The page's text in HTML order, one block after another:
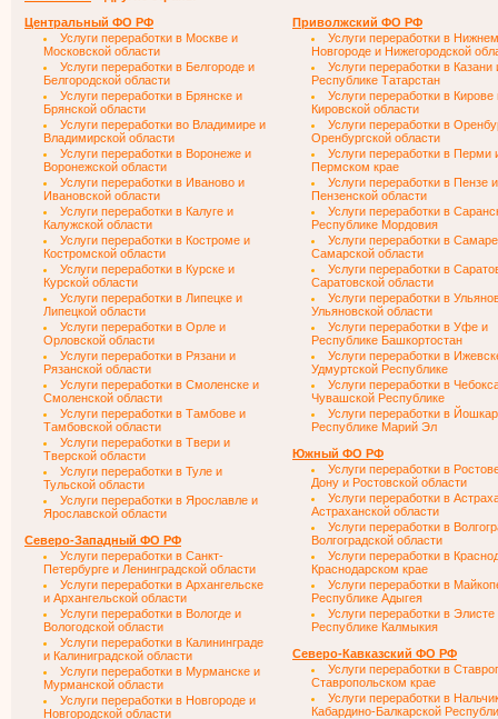
Центральный ФО РФ
Услуги переработки в Москве и
Московской области
Услуги переработки в Белгороде и
Белгородской области
Услуги переработки в Брянске и
Брянской области
Услуги переработки во Владимире и
Владимирской области
Услуги переработки в Воронеже и
Воронежской области
Услуги переработки в Иваново и
Ивановской области
Услуги переработки в Калуге и
Калужской области
Услуги переработки в Костроме и
Костромской области
Услуги переработки в Курске и
Курской области
Услуги переработки в Липецке и
Липецкой области
Услуги переработки в Орле и
Орловской области
Услуги переработки в Рязани и
Рязанской области
Услуги переработки в Смоленске и
Смоленской области
Услуги переработки в Тамбове и
Тамбовской области
Услуги переработки в Твери и
Тверской области
Услуги переработки в Туле и
Тульской области
Услуги переработки в Ярославле и
Ярославской области
Северо-Западный ФО РФ
Услуги переработки в Санкт-
Петербурге и Ленинградской области
Услуги переработки в Архангельске
и Архангельской области
Услуги переработки в Вологде и
Вологодской области
Услуги переработки в Калининграде
и Калиниградской области
Услуги переработки в Мурманске и
Мурманской области
Услуги переработки в Новгороде и
Новгородской области
Приволжский ФО РФ
Услуги переработки в Нижнем
Новгороде и Нижегородской
Услуги переработки в Казани
Республике Татарстан
Услуги переработки в Кирове
Кировской области
Услуги переработки в
Оренбургской области
Услуги переработки в Перми
Пермском крае
Услуги переработки в Пензе и
Пензенской области
Услуги переработки в
Республике Мордовия
Услуги переработки в
Самарской области
Услуги переработки в
Саратовской области
Услуги переработки в
Ульяновской области
Услуги переработки в Уфе и
Республике Башкортостан
Услуги переработки в
Удмуртской Республике
Услуги переработки в
Чувашской Республике
Услуги переработки в
Республике Марий Эл
Южный ФО РФ
Услуги переработки в
Дону и Ростовской области
Услуги переработки в
Астраханской области
Услуги переработки в
Волгоградской области
Услуги переработки в
Краснодарском крае
Услуги переработки в
Республике Адыгея
Услуги переработки в Элисте
Республике Калмыкия
Северо-Кавказский ФО РФ
Услуги переработки в
Ставропольском крае
Услуги переработки в
Кабардино-Балкарской